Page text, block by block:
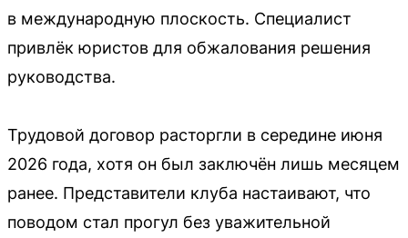
в международную плоскость. Специалист
привлёк юристов для обжалования решения
руководства.
Трудовой договор расторгли в середине июня
2026 года, хотя он был заключён лишь месяцем
ранее. Представители клуба настаивают, что
поводом стал прогул без уважительной